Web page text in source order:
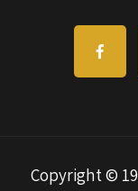
Copyright ©